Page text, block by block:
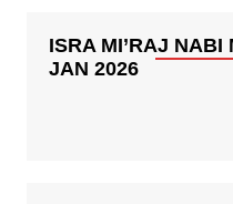
ISRA MI’RAJ NABI
JAN 2026